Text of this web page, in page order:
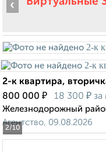
2/10
‹
2-к квартира,
800 000 ₽ 18 300 ₽ за
Железнодорожный
Агентство, 09.08.2026